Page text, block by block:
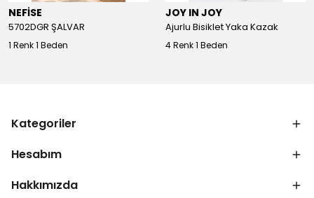
NEFİSE
5702DGR ŞALVAR
1 Renk 1 Beden
JOY IN JOY
Ajurlu Bisiklet Yaka Kazak
4 Renk 1 Beden
Kategoriler
Hesabım
Hakkımızda